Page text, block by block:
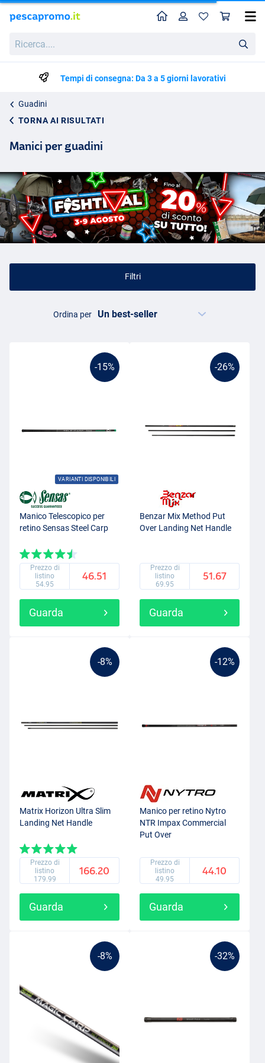
HomeProfilo
Tempi di consegna: Da 3 a 5 giorni lavorativi
Guadini
TORNA AI RISULTATI
Manici per guadini
Filtri
Ordina per
-15%
VARIANTI DISPONIBILI
Manico Telescopico per
retino Sensas Steel Carp
Prezzo di
listino
54.95
46.51
Guarda
-26%
Benzar Mix Method Put
Over Landing Net Handle
Prezzo di
listino
69.95
51.67
Guarda
-8%
Matrix Horizon Ultra Slim
Landing Net Handle
Prezzo di
listino
179.99
166.20
Guarda
-12%
Manico per retino Nytro
NTR Impax Commercial
Put Over
Prezzo di
listino
49.95
44.10
Guarda
-8% -32%